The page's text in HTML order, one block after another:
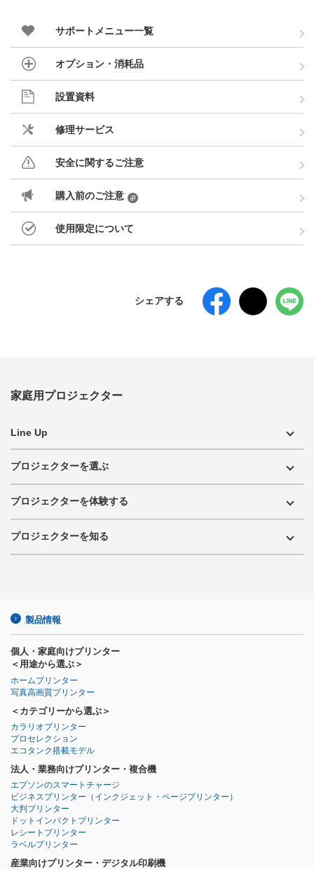
サポートメニュー一覧
オプション・消耗品
設置資料
修理サービス
安全に関するご注意
購入前のご注意
使用限定について
シェアする
家庭用プロジェクター
Line Up
プロジェクターを選ぶ
プロジェクターを体験する
プロジェクターを知る
製品情報
個人・家庭向けプリンター
＜用途から選ぶ＞
ホームプリンター
写真高画質プリンター
＜カテゴリーから選ぶ＞
カラリオプリンター
プロセレクション
エコタンク搭載モデル
法人・業務向けプリンター・複合機
エプソンのスマートチャージ
ビジネスプリンター （インクジェット・ページプリンター）
大判プリンター
ドットインパクトプリンター
レシートプリンター
ラベルプリンター
産業向けプリンター・デジタル印刷機